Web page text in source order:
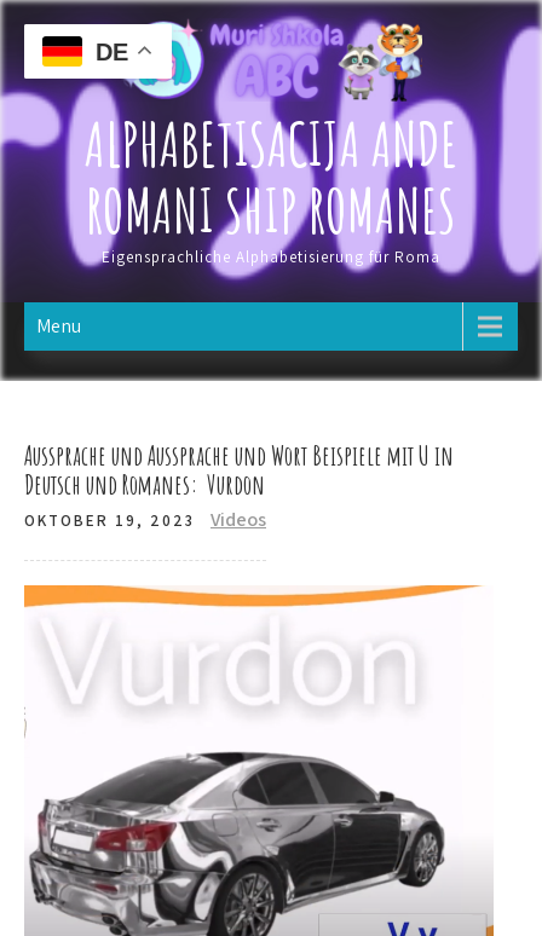
Skip
content
ALPHABETISACIJA ANDE
ROMANI SHIP ROMANES
Eigensprachliche Alphabetisierung für Roma
Menu
Aussprache und Aussprache und Wort Beispiele mit U in
Deutsch und Romanes: Vurdon
OKTOBER 19, 2023 Videos
DE